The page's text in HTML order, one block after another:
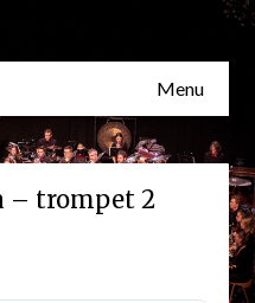
Menu
– trompet 2